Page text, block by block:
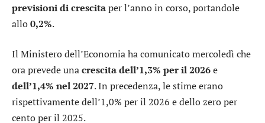
previsioni di crescitaper l’anno in corso, portandole
allo0,2%.
Il Ministero dell’Economia ha comunicato mercoledì che
ora prevede unacrescita dell’1,3% per il 2026e
dell’1,4% nel 2027. In precedenza, le stime erano
rispettivamente dell’1,0% per il 2026 e dello zero per
cento per il 2025.